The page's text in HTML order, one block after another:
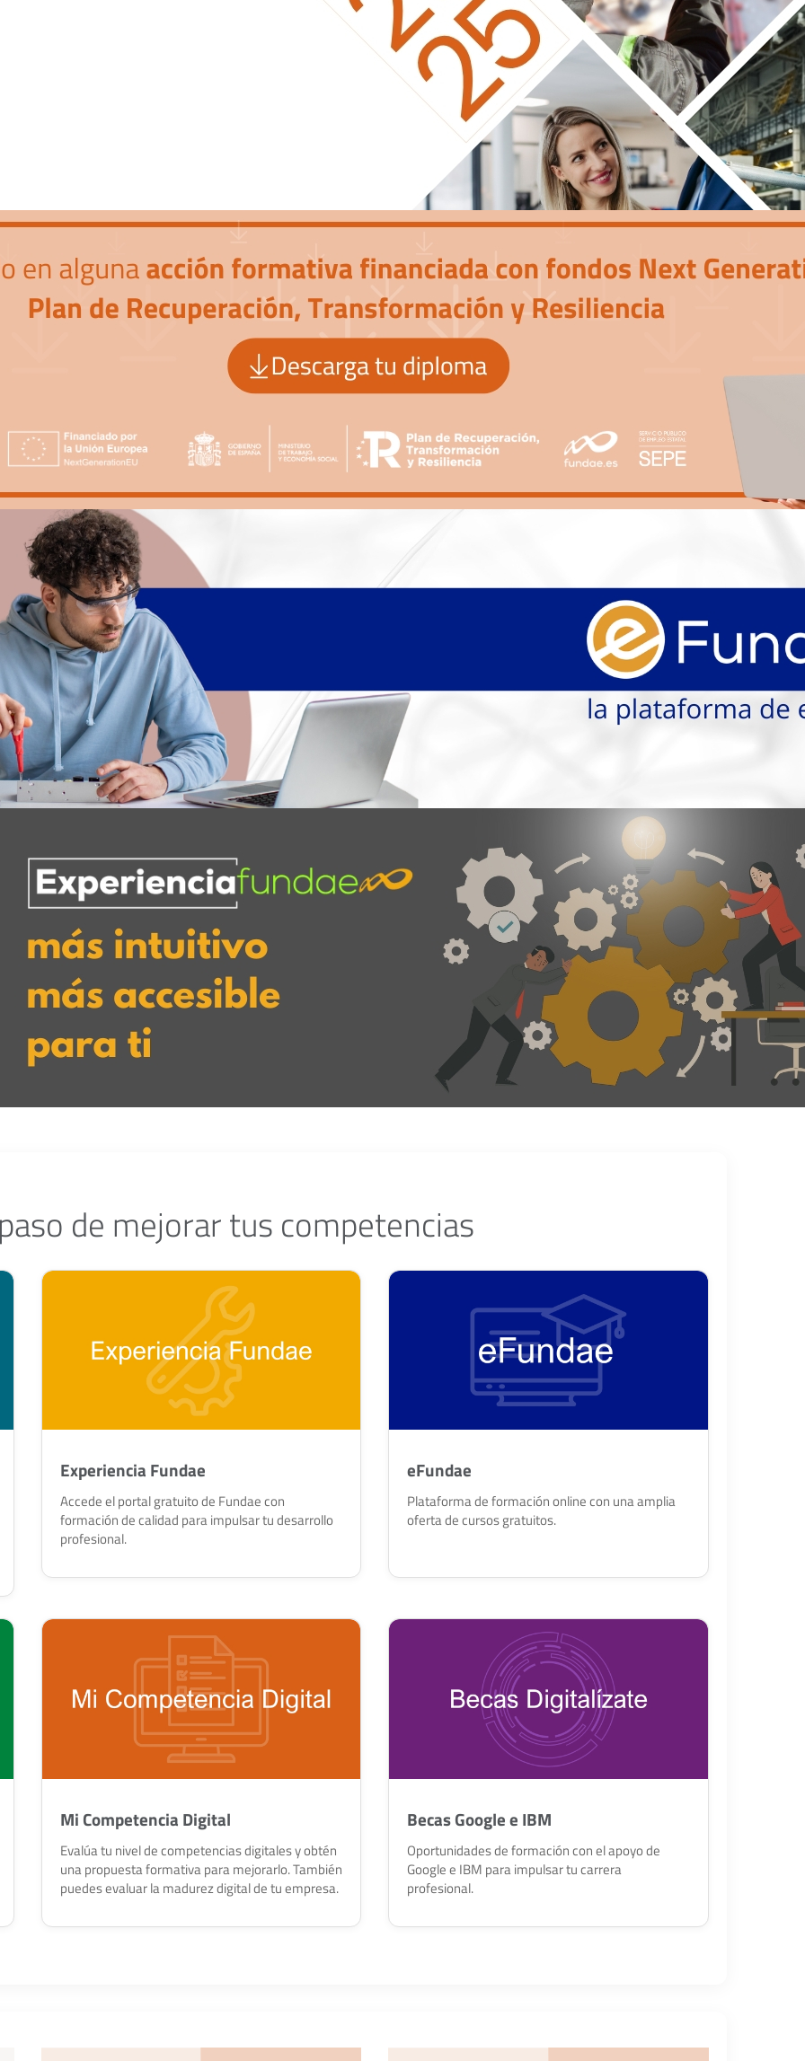
de mejorar tus competencias
Experiencia Fundae
Accede el portal gratuito de Fundae con
formación de calidad para impulsar tu desarrollo
profesional.
eFundae
Plataforma de formación online con una amplia
oferta de cursos gratuitos.
Mi Competencia Digital
Evalúa tu nivel de competencias digitales y obtén
una propuesta formativa para mejorarlo. También
puedes evaluar la madurez digital de tu empresa.
Becas Google e IBM
Oportunidades de formación con el apoyo de
Google e IBM para impulsar tu carrera
profesional.